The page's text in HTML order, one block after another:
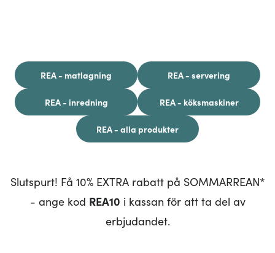
REA - matlagning REA - servering
REA - inredning REA - köksmaskiner
REA - alla produkter
Slutspurt! Få 10% EXTRA rabatt på SOMMARREAN*
- ange kod REA10 i kassan för att ta del av
erbjudandet.